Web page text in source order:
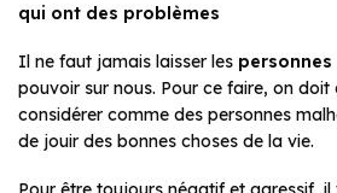
qui ont des problèmes
Il ne faut jamais laisser les
pouvoir sur nous. Pour ce faire, on
considérer comme des personnes
de jouir des bonnes choses de la vie.